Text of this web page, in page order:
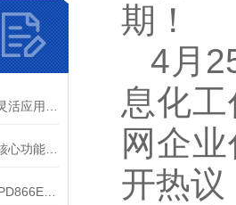
期！
4 月
息化
网企
开热议